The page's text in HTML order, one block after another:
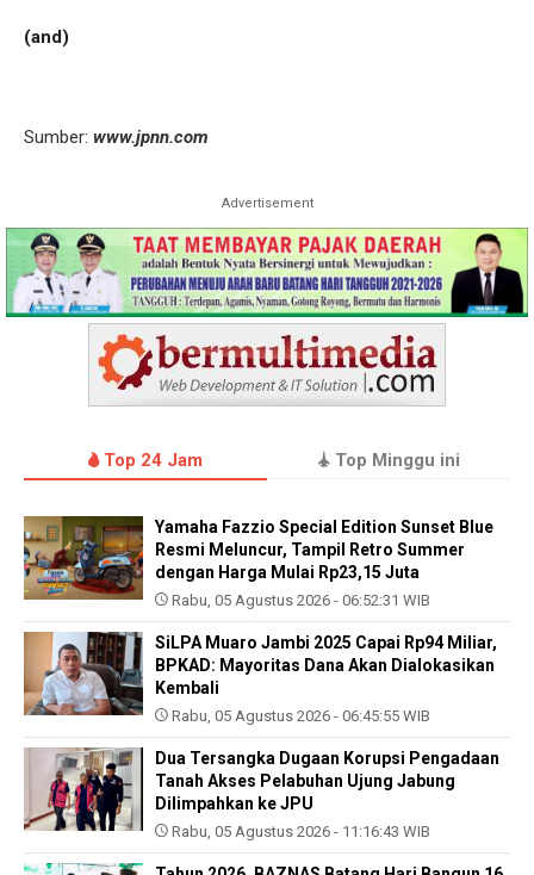
(and)
Sumber: www.jpnn.com
Advertisement
Top 24 Jam Top Minggu ini
Yamaha Fazzio Special Edition Sunset Blue
Resmi Meluncur, Tampil Retro Summer
dengan Harga Mulai Rp23,15 Juta
Rabu, 05 Agustus 2026 - 06:52:31 WIB
SiLPA Muaro Jambi 2025 Capai Rp94 Miliar,
BPKAD: Mayoritas Dana Akan Dialokasikan
Kembali
Rabu, 05 Agustus 2026 - 06:45:55 WIB
Dua Tersangka Dugaan Korupsi Pengadaan
Tanah Akses Pelabuhan Ujung Jabung
Dilimpahkan ke JPU
Rabu, 05 Agustus 2026 - 11:16:43 WIB